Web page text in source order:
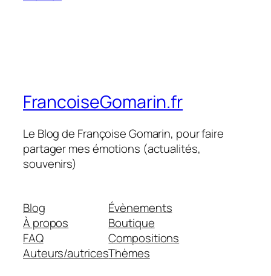
FrancoiseGomarin.fr
Le Blog de Françoise Gomarin, pour faire
partager mes émotions (actualités,
souvenirs)
Blog
À propos
FAQ
Auteurs/autrices
Évènements
Boutique
Compositions
Thèmes